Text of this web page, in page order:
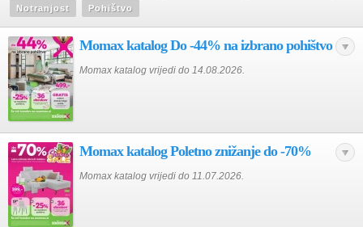
Notranjost Pohištvo
Momax katalog Do -44% na izbrano pohištvo
Momax katalog vrijedi do 14.08.2026.
Momax katalog Poletno znižanje do -70%
Momax katalog vrijedi do 11.07.2026.